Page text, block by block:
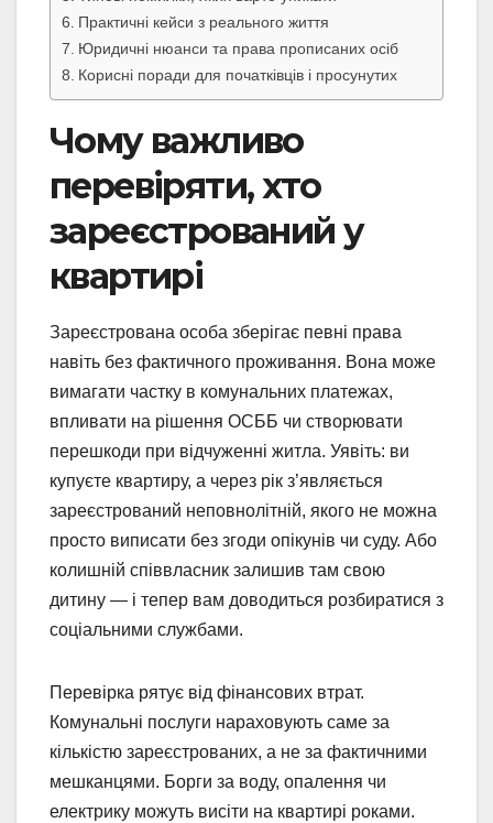
Практичні кейси з реального життя
Юридичні нюанси та права прописаних осіб
Корисні поради для початківців і просунутих
Чому важливо
перевіряти, хто
зареєстрований у
квартирі
Зареєстрована особа зберігає певні права
навіть без фактичного проживання. Вона може
вимагати частку в комунальних платежах,
впливати на рішення ОСББ чи створювати
перешкоди при відчуженні житла. Уявіть: ви
купуєте квартиру, а через рік з’являється
зареєстрований неповнолітній, якого не можна
просто виписати без згоди опікунів чи суду. Або
колишній співвласник залишив там свою
дитину — і тепер вам доводиться розбиратися з
соціальними службами.
Перевірка рятує від фінансових втрат.
Комунальні послуги нараховують саме за
кількістю зареєстрованих, а не за фактичними
мешканцями. Борги за воду, опалення чи
електрику можуть висіти на квартирі роками.